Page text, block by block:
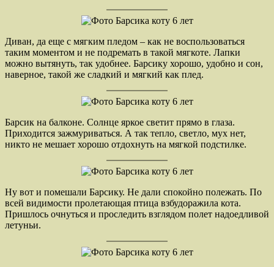
Диван, да еще с мягким пледом – как не воспользоваться
таким моментом и не подремать в такой мягкоте. Лапки
можно вытянуть, так удобнее. Барсику хорошо, удобно и сон,
наверное, такой же сладкий и мягкий как плед.
Барсик на балконе. Солнце яркое светит прямо в глаза.
Приходится зажмуриваться. А так тепло, светло, мух нет,
никто не мешает хорошо отдохнуть на мягкой подстилке.
Ну вот и помешали Барсику. Не дали спокойно полежать. По
всей видимости пролетающая птица взбудоражила кота.
Пришлось очнуться и проследить взглядом полет надоедливой
летуньи.